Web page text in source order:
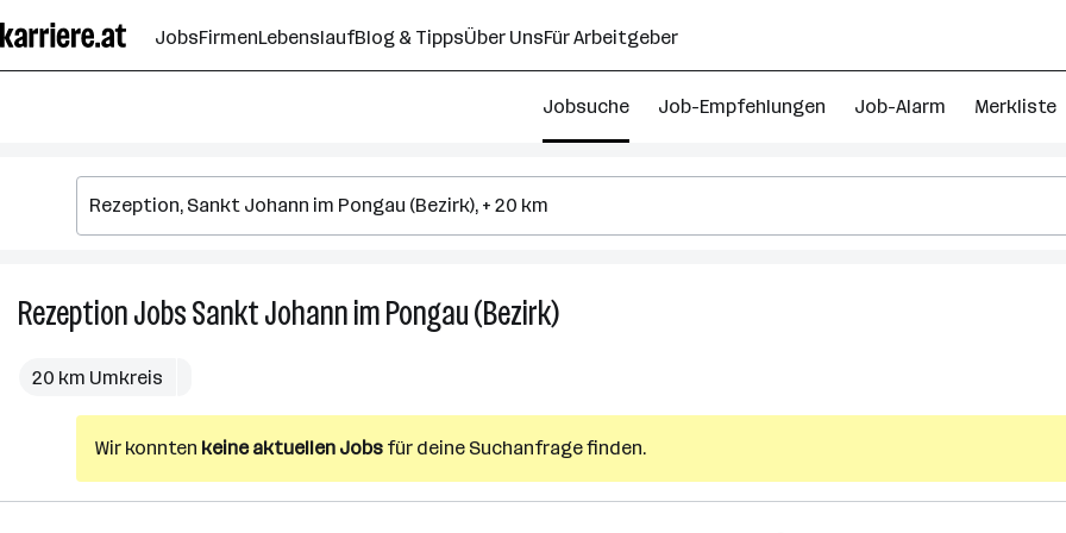
Seiteninhalt
springen
JobsFirmenLebenslaufBlog & TippsÜber UnsFür Arbeitgeber
Jobsuche Job-Empfehlungen Job-Alarm Merkliste
RezeptionJobsSankt Johann im Pongau (Bezirk)Rezeption
Johann
im
Pongau
(Bezirk)
20 km Umkreis
Wir konnten keine aktuellen Jobs für deine Suchanfrage finden.